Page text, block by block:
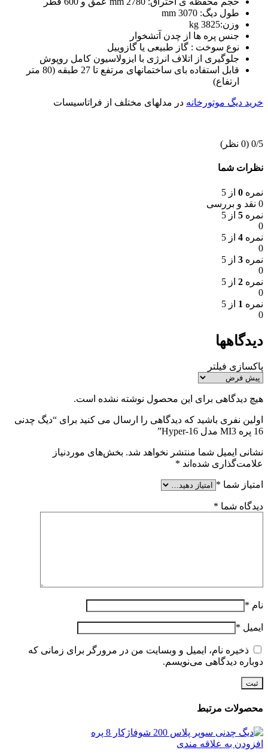
طول دیگ: 3070 mm
وزن:3825 kg
جنس پره ها از چدن آتشخوار
نوع سوخت : گاز طبیعی یا گازوییل
جلوگیری از اتلاف انرژی با ایزولاسیون کامل روپوش
قابل استفاده بای ساختمانهای مرتفع تا 27 طبقه (80 متر
ارتفاع)
خرید دیگ موتورخانه در مدلهای مختلف از فراتاسیسات
‫0/5 ‫(0 نظر)
نظرات شما
نمره 0 از 5
0 نقد و بررسی
نمره 5 از 5
0
نمره 4 از 5
0
نمره 3 از 5
0
نمره 2 از 5
0
نمره 1 از 5
0
دیدگاهها
پاکسازی فیلتر
هیچ دیدگاهی برای این محصول نوشته نشده است.
اولین نفری باشید که دیدگاهی را ارسال می کنید برای “دیگ چدنی
16 پره MI3 مدل Hyper-16”
نشانی ایمیل شما منتشر نخواهد شد. بخش‌های موردنیاز
علامت‌گذاری شده‌اند *
امتیاز شما *
دیدگاه شما *
نام *
ایمیل *
ذخیره نام، ایمیل و وبسایت من در مرورگر برای زمانی که
دوباره دیدگاهی می‌نویسم.
محصولات مرتبط
افزودن به علاقه مندی